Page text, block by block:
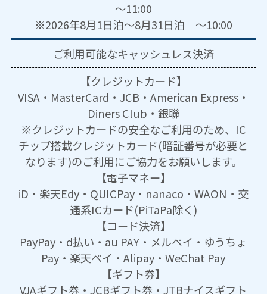
～11:00
※2026年8月1日泊～8月31日泊 ～10:00
ご利用可能なキャッシュレス決済
【クレジットカード】
VISA・MasterCard・JCB・American Express・
Diners Club・銀聯
※クレジットカードの安全なご利用のため、IC
チップ搭載クレジットカード(暗証番号が必要と
なります)のご利用にご協力をお願いします。
【電子マネー】
iD・楽天Edy・QUICPay・nanaco・WAON・交
通系ICカード(PiTaPa除く)
【コード決済】
PayPay・d払い・au PAY・メルペイ・ゆうちょ
Pay・楽天ペイ・Alipay・WeChat Pay
【ギフト券】
VJAギフト券・JCBギフト券・JTBナイスギフト